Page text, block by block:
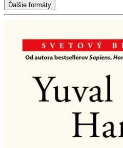
Ďalšie formáty